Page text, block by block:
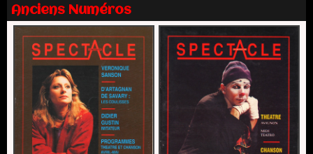
13/06/2026
Dispositif SACD Auteurs d'espaces : les lauréats 2026
18/03/2026
Anciens Numéros